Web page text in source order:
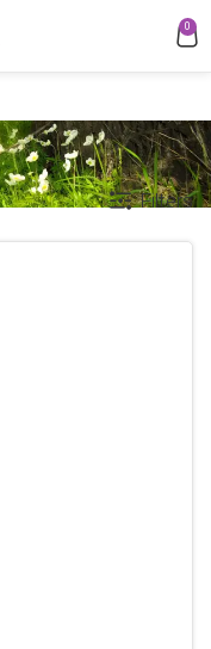
0
Filters